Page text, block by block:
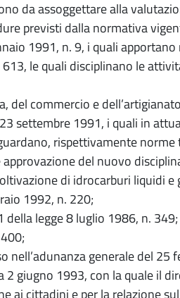
da assoggettare alla
previsti dalla normativa
1991, n. 9, i quali
le quali disciplinano le
del commercio e
settembre 1991, i quali in
rispettivamente
del nuovo
di idrocarburi liquidi e
1992, n. 220;
legge 8 luglio 1986, n. 349;
nell’adunanza generale del 25
giugno 1993, con la quale il
ai cittadini e per la relazione